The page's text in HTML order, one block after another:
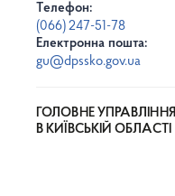
Телефон:
(066) 247-51-78
Електронна пошта:
gu@dpssko.gov.ua
ГОЛОВНЕ
В КИЇВСЬКІЙ ОБЛАСТІ